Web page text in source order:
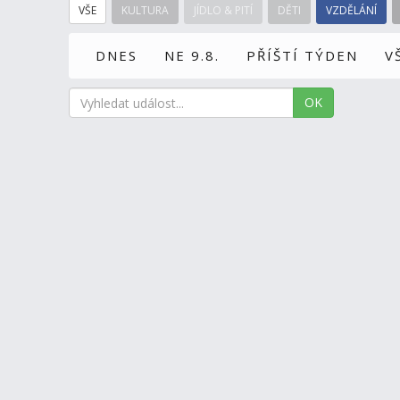
VŠE KULTURA JÍDLO & PITÍ DĚTI VZDĚLÁNÍ
DNES NE 9.8. PŘÍŠTÍ TÝDEN
OK